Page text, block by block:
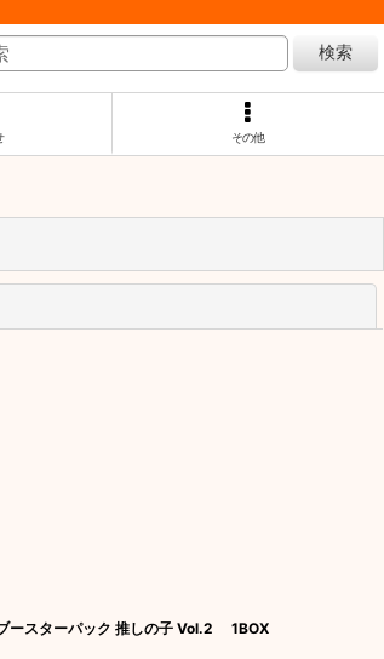
検索
その他
ースターパック 推しの子 Vol.2 1BOX